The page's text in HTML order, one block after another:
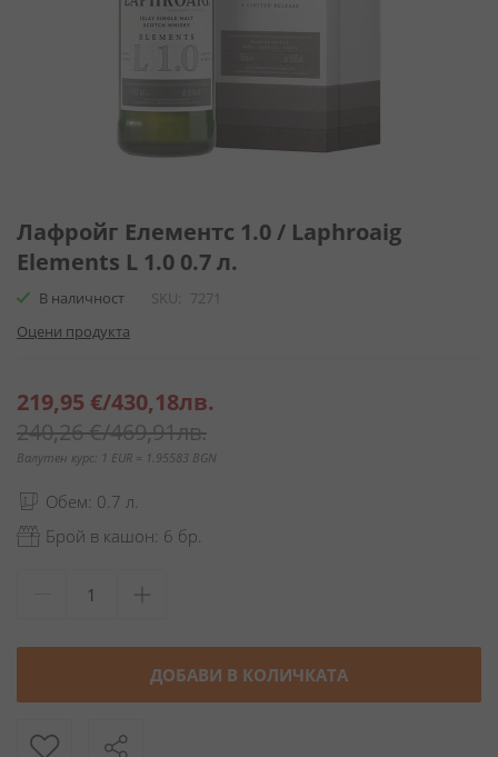
към
началото
на
галерия
снимки
Лафройг Елементс 1.0 / Laphroaig
Elements L 1.0 0.7 л.
В наличност SKU
7271
Оцени продукта
Специална
219,95 €/430,18лв.
240,26 €/469,91лв.
Валутен курс: 1 EUR = 1.95583 BGN
Обем: 0.7 л.
Брой в кашон: 6 бр.
ДОБАВИ В КОЛИЧКАТА